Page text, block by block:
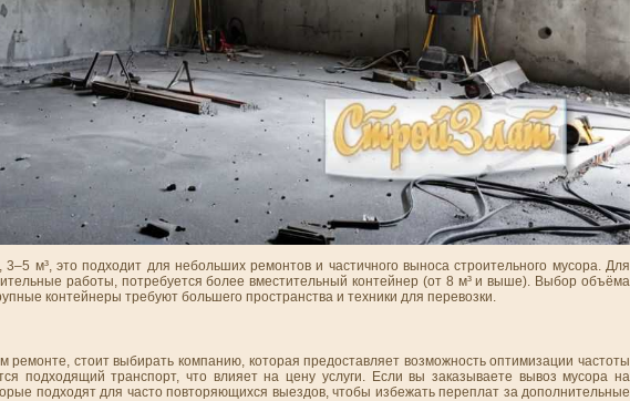
м³, это подходит для небольших ремонтов и частичного выноса строительного мусора. Для
работы, потребуется более вместительный контейнер (от 8 м³ и выше). Выбор объёма
контейнеры требуют большего пространства и техники для перевозки.
стоит выбирать компанию, которая предоставляет возможность оптимизации частоты
подходящий транспорт, что влияет на цену услуги. Если вы заказываете вывоз мусора на
подходят для часто повторяющихся выездов, чтобы избежать переплат за дополнительные